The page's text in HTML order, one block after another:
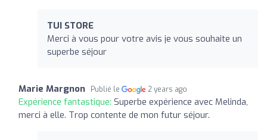
TUI STORE
Merci à vous pour votre avis je vous souhaite un
superbe séjour
Marie Margnon Publié le 2 years ago
Expérience fantastique: Superbe expérience avec Melinda,
merci à elle. Trop contente de mon futur séjour.